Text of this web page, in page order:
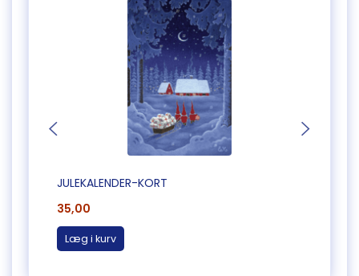
JULEKALENDER-KORT
35,00
Læg i kurv